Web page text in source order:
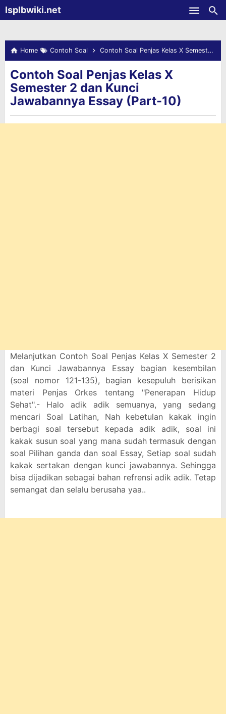
-->Isplbwiki.net
Home Contoh Soal Contoh Soal Penjas Kelas X Semester 2 dan Kunci Jawabannya Essay (Part-10)
Contoh Soal Penjas Kelas X
Semester 2 dan Kunci
Jawabannya Essay (Part-10)
Melanjutkan Contoh Soal Penjas Kelas X Semester 2
dan Kunci Jawabannya Essay bagian kesembilan
(soal nomor 121-135), bagian kesepuluh berisikan
materi Penjas Orkes tentang "Penerapan Hidup
Sehat".- Halo adik adik semuanya, yang sedang
mencari Soal Latihan, Nah kebetulan kakak ingin
berbagi soal tersebut kepada adik adik, soal ini
kakak susun soal yang mana sudah termasuk dengan
soal Pilihan ganda dan soal Essay, Setiap soal sudah
kakak sertakan dengan kunci jawabannya. Sehingga
bisa dijadikan sebagai bahan refrensi adik adik. Tetap
semangat dan selalu berusaha yaa..